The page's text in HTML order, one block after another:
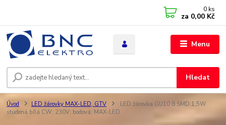
Menu
Hledat
0 ks
za 0,00 Kč
Úvod LED žárovky MAX-LED, GTV
LED žárovka GU10 8 SMD 1,5W
studená bílá CW; 230V; bodová; MAX-LED